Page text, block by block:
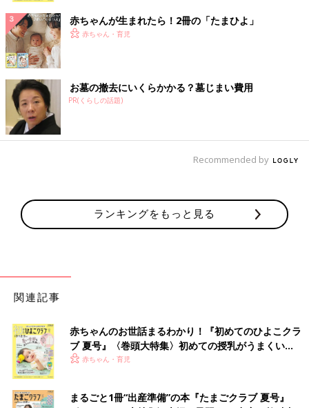
赤ちゃんが生まれたら！2冊の「たまひよ」
赤ちゃん・育児
お墓の撤去にいくらかかる？墓じまい費用
PR(くらしの話題)
Recommended by
ランキングをもっと見る
関連記事
赤ちゃんのお世話まるわかり！『初めてのひよこクラ
ブ 夏号』〈巻頭大特集〉初めての授乳がうまくい
く！ おっぱい・ミルクの基本と夏のトラブル 解決テ
赤ちゃん・育児
まるごと1冊“出産準備”の本『たまごクラブ 夏号』